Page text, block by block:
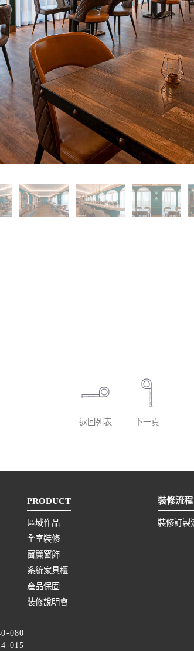
返回列表 下一頁
PRODUCT
區域作品
全室裝修
窗簾窗飾
系統家具櫃
產品保固
裝修說明會
裝修流程
裝修訂製
080
015